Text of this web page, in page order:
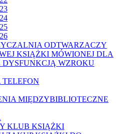
ODTWARZACZY
KSIĄŻKI MÓWIONEJ DLA
DYSFUNKCJĄ WZROKU
MIĘDZYBIBLIOTECZNE
KLUB KSIĄŻKI